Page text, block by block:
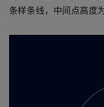
条样条线，中间点高度